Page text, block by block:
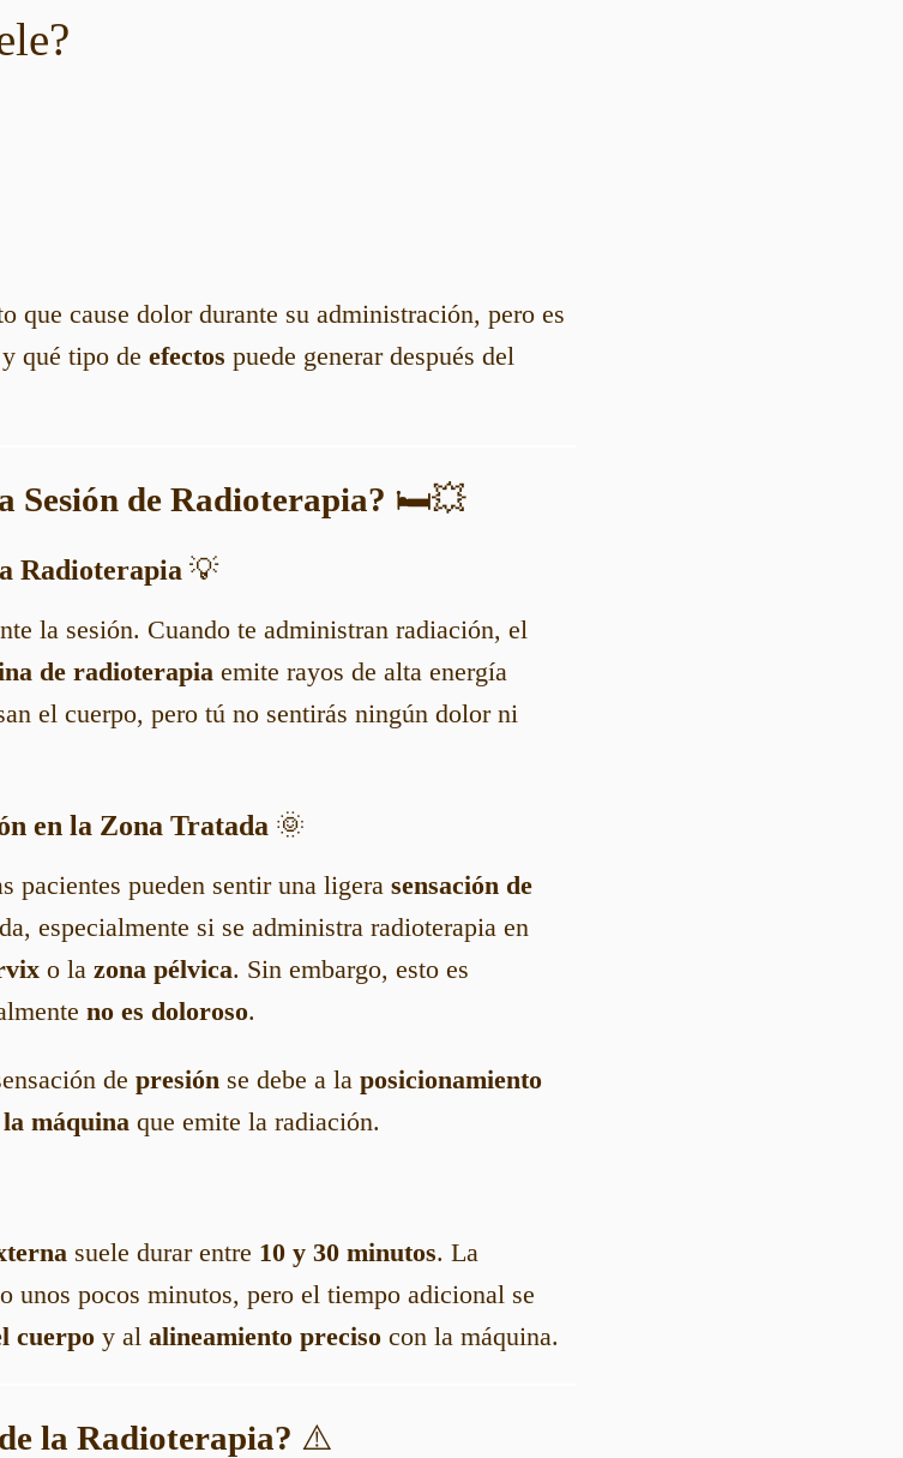
que cause dolor durante su administración, pero es
qué tipo de efectos puede generar después del
Sesión de Radioterapia? 🛏️💥
Radioterapia 💡
la sesión. Cuando te administran radiación, el
de radioterapia emite rayos de alta energía
el cuerpo, pero tú no sentirás ningún dolor ni
en la Zona Tratada 🌞
pacientes pueden sentir una ligera sensación de
especialmente si se administra radioterapia en
o la zona pélvica. Sin embargo, esto es
no es doloroso.
de presión se debe a la posicionamiento
máquina que emite la radiación.
suele durar entre 10 y 30 minutos. La
unos pocos minutos, pero el tiempo adicional se
cuerpo y al alineamiento preciso con la máquina.
la Radioterapia? ⚠️